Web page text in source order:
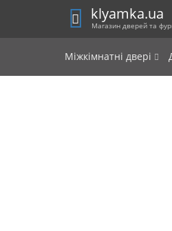
klyamka.ua
Магазин дверей та
Міжкімнатні двері